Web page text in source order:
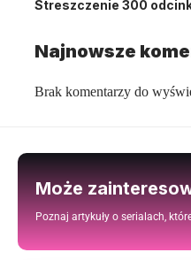
Streszczenie 300
Najnowsze
Brak komentarzy do
Może
Poznaj artykuły o serialach,